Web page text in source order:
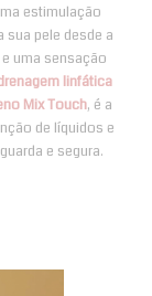
estimulação
sua pele desde a
uma sensação
linfática
Mix Touch, é a
de líquidos e
e segura.